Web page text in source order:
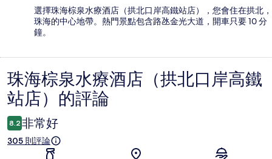
選擇珠海棕泉水療酒店（拱北口岸高鐵站店），您會住在拱北，
珠海的中心地帶。熱門景點包含路氹金光大道，開車只要 10 分
鐘。
評
論
珠海棕泉水療酒店（拱北口岸高鐵
站店）的評論
8.2 非常好
305 則評論